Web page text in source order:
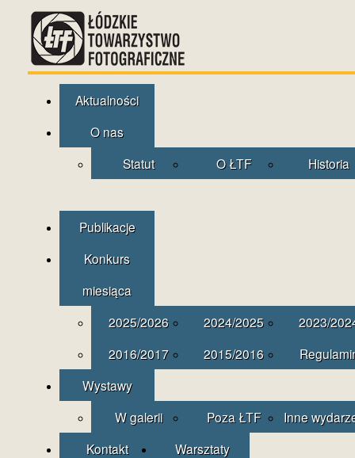
Aktualności
O nas
Statut
O ŁTF Historia
Publikacje
Konkurs
miesiąca
2025/2026
2024/2025
2023/
2016/2017
2015/2016
Wystawy
W galerii
Poza ŁTF
Inne
Kontakt
Warsztaty